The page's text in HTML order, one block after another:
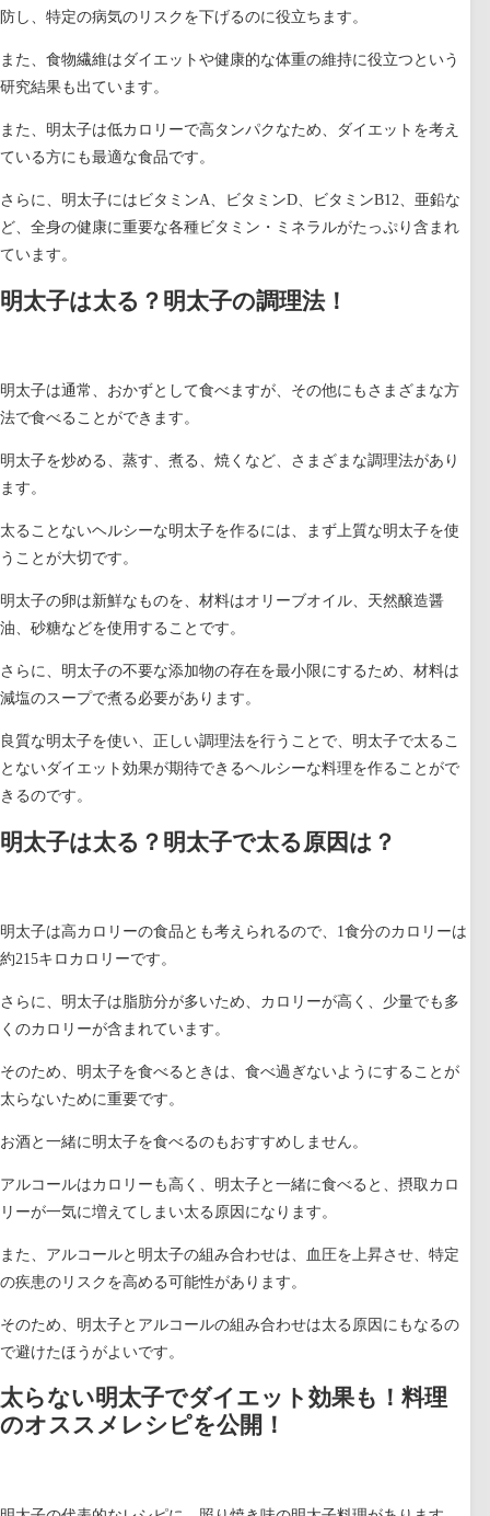
防し、特定の病気のリスクを下げるのに役立ちます。
また、 食物繊維はダイエットや健康的な体重の維持に役立つという
研究結果も出ています。
また、明太子は低カロリーで高タンパクなため、ダイエットを考え
ている方にも最適な食品です。
さらに、 明太子にはビタミンA、ビタミンD、ビタミンB12、亜鉛な
ど、全身の健康に重要な各種ビタミン・ミネラルがたっぷり含まれ
ています。
明太子は太る？明太子の調理法！
明太子は通常、おかずとして食べますが、その他にもさまざまな方
法で食べることができます。
明太子を炒める、蒸す、煮る、焼くなど、さまざまな調理法があり
ます。
太ることないヘルシーな明太子を作るには、まず上質な明太子を使
うことが大切です。
明太子の卵は新鮮なものを、材料はオリーブオイル、天然醸造醤
油、砂糖などを使用することです。
さらに、明太子の不要な添加物の存在を最小限にするため、材料は
減塩のスープで煮る必要があります。
良質な明太子を使い、正しい調理法を行うことで、明太子で太るこ
とないダイエット効果が期待できるヘルシーな料理を作ることがで
きるのです。
明太子は太る？明太子で太る原因は？
明太子は高カロリーの食品とも考えられるので、1食分のカロリーは
約215キロカロリーです。
さらに、明太子は脂肪分が多いため、カロリーが高く、少量でも多
くのカロリーが含まれています。
そのため、 明太子を食べるときは、食べ過ぎないようにすることが
太らないために重要です。
お酒と一緒に明太子を食べるのもおすすめしません。
アルコールはカロリーも高く、明太子と一緒に食べると、摂取カロ
リーが一気に増えてしまい太る原因になります。
また、アルコールと明太子の組み合わせは、血圧を上昇させ、特定
の疾患のリスクを高める可能性があります。
そのため、明太子とアルコールの組み合わせは太る原因にもなるの
で避けたほうがよいです。
太らない明太子でダイエット効果も！料理
のオススメレシピを公開！